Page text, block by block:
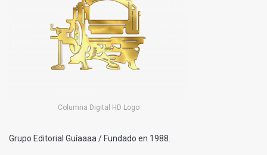
Columna Digital HD Logo
Grupo Editorial Guíaaaa / Fundado en 1988.